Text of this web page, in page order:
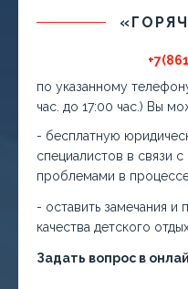
по указанному
час. до 17:00 час.) Вы
- бесплатную
специалистов в связи
проблемами в
- оставить замечания
качества детского
Задать вопрос в